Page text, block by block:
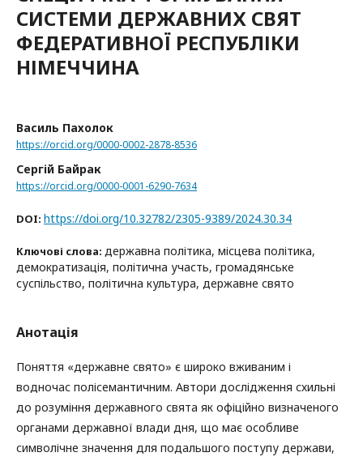
СИСТЕМИ ДЕРЖАВНИХ СВЯТ
ФЕДЕРАТИВНОЇ РЕСПУБЛІКИ
НІМЕЧЧИНА
Василь Пахолок
https://orcid.org/0000-0002-2878-8536
Сергій Байрак
https://orcid.org/0000-0001-6290-7634
DOI: https://doi.org/10.32782/2305-9389/2024.30.34
Ключові слова: державна політика, місцева політика,
демократизація, політична участь, громадянське
суспільство, політична культура, державне свято
Анотація
Поняття «державне свято» є широко вживаним і
водночас полісемантичним. Автори дослідження схильні
до розуміння державного свята як офіційно визначеного
органами державної влади дня, що має особливе
символічне значення для подальшого поступу держави,